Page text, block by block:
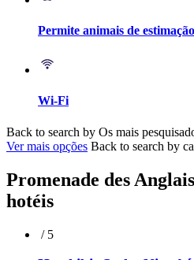
Permite animais de estimação
Wi-Fi
Back to search by Os mais
Ver mais opções Back to search by
Promenade des
hotéis
/ 5